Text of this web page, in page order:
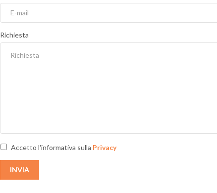
Richiesta
Accetto l'informativa sulla Privacy
INVIA